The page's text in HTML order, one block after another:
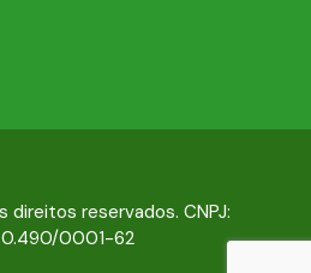
direitos reservados. CNPJ:
0001-62